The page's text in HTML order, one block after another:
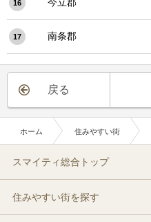
16
17 南条郡
戻る
ホーム 住みやすい街
スマイティ総合トップ
住みやすい街を探す